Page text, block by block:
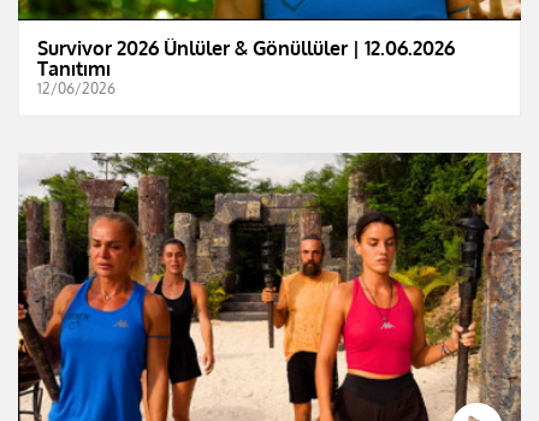
Survivor 2026 Ünlüler & Gönüllüler | 12.06.2026
Tanıtımı
12/06/2026